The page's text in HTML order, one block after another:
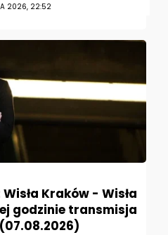
2026, 22:52
Kraków - Wisła
godzinie transmisja